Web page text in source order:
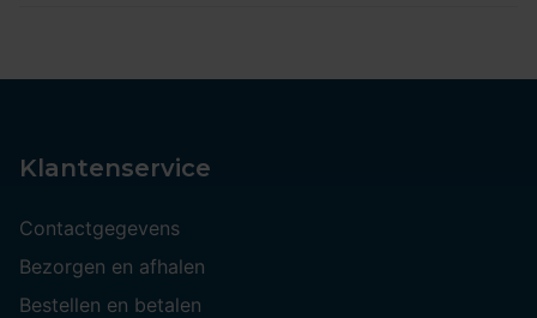
Klantenservice
Contactgegevens
Bezorgen en afhalen
Bestellen en betalen